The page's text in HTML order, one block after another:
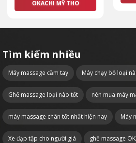
Tìm kiếm nhiều
Máy massage cầm tay Máy chạy bộ loại
Ghế massage loại nào tốt nên mua máy
máy massage chân tốt nhất hiện nay Máy
Xe đạp tập cho người già ghế massage